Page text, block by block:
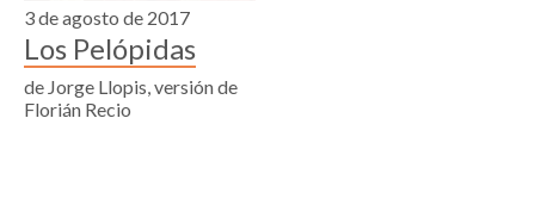
3 de agosto de 2017
Los Pelópidas
de Jorge Llopis, versión de
Florián Recio